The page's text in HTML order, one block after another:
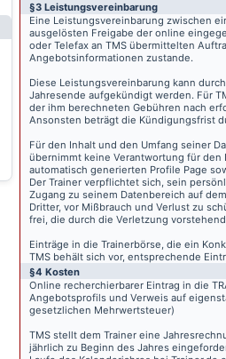
§3 Leistungsvereinbarung
Eine Leistungsvereinbarung zwischen
ausgelösten Freigabe der online
oder Telefax an TMS übermittelten
Angebotsinformationen zustande.
Diese Leistungsvereinbarung kann
Jahresende aufgekündigt werden. Für
der ihm berechneten Gebühren nach
Ansonsten beträgt die Kündigungsfrist
Für den Inhalt und den Umfang seiner
übernimmt keine Verantwortung für den
automatisch generierten Profile Page
Der Trainer verpflichtet sich, sein
Zugang zu seinem Datenbereich auf
Dritter, vor Mißbrauch und Verlust zu
frei, die durch die Verletzung
Einträge in die Trainerbörse, die ein
TMS behält sich vor, entsprechende
§4 Kosten
Online recherchierbarer Eintrag in die
Angebotsprofils und Verweis auf
gesetzlichen Mehrwertsteuer)
TMS stellt dem Trainer eine
jährlich zu Beginn des Jahres